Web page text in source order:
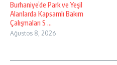
Burhaniye’de Park ve Yeşil
Alanlarda Kapsamlı Bakım
Çalışmaları S ...
Ağustos 8, 2026